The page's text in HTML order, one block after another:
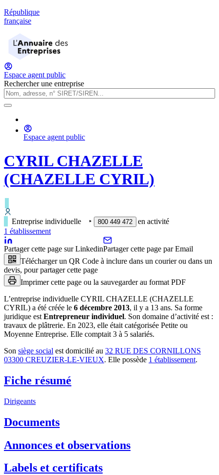
République
française
Espace agent public
Rechercher une entreprise
Espace agent public
CYRIL CHAZELLE
(CHAZELLE CYRIL)
Entreprise individuelle ‣ 800 449 472
en activité
1 établissement
Partager cette page sur LinkedinPartager cette page par Email
Télécharger un QR Code à inclure dans un courier ou dans un
devis, pour partager cette page
Imprimer cette page ou la sauvegarder au format PDF
L’entreprise individuelle CYRIL CHAZELLE (CHAZELLE
CYRIL) a été créée le 6 décembre 2013, il y a 13 ans. Sa forme
juridique est Entrepreneur individuel. Son domaine d’activité est :
travaux de plâtrerie. En 2023, elle était catégorisée Petite ou
Moyenne Entreprise. Elle comptait 3 à 5 salariés.
Son siège social est domicilié au 32 RUE DES CORNILLONS
03300 CREUZIER-LE-VIEUX. Elle possède 1 établissement.
Fiche résumé
Dirigeants
Documents
Annonces et observations
Labels et certificats